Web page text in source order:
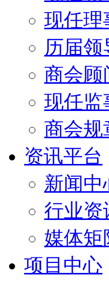
现任理
历届领
商会顾
现任监
商会规
资讯平台
新闻中
行业资
媒体矩
项目中心